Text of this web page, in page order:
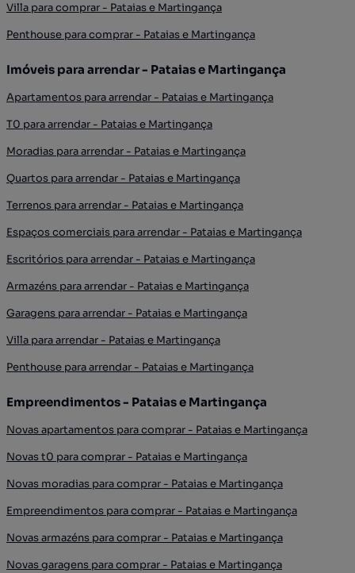
Villa para comprar - Pataias e Martingança
Penthouse para comprar - Pataias e Martingança
Imóveis para arrendar - Pataias e Martingança
Apartamentos para arrendar - Pataias e Martingança
T0 para arrendar - Pataias e Martingança
Moradias para arrendar - Pataias e Martingança
Quartos para arrendar - Pataias e Martingança
Terrenos para arrendar - Pataias e Martingança
Espaços comerciais para arrendar - Pataias e Martingança
Escritórios para arrendar - Pataias e Martingança
Armazéns para arrendar - Pataias e Martingança
Garagens para arrendar - Pataias e Martingança
Villa para arrendar - Pataias e Martingança
Penthouse para arrendar - Pataias e Martingança
Empreendimentos - Pataias e Martingança
Novas apartamentos para comprar - Pataias e Martingança
Novas t0 para comprar - Pataias e Martingança
Novas moradias para comprar - Pataias e Martingança
Empreendimentos para comprar - Pataias e Martingança
Novas armazéns para comprar - Pataias e Martingança
Novas garagens para comprar - Pataias e Martingança